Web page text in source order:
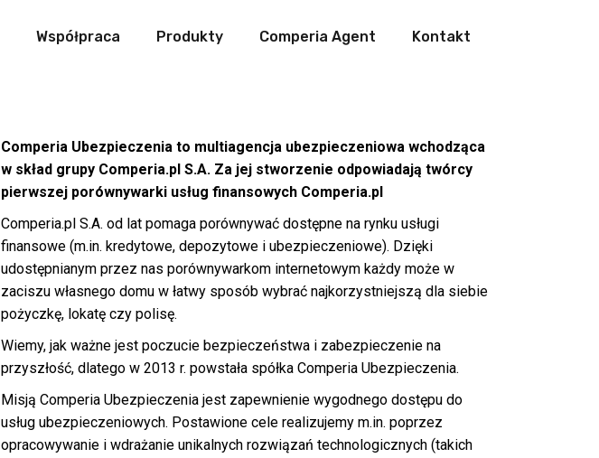
Współpraca Produkty Comperia Agent Kontakt
Comperia Ubezpieczenia to multiagencja ubezpieczeniowa wchodząca
w skład grupy Comperia.pl S.A. Za jej stworzenie odpowiadają twórcy
pierwszej porównywarki usług finansowych Comperia.pl
Comperia.pl S.A. od lat pomaga porównywać dostępne na rynku usługi
finansowe (m.in. kredytowe, depozytowe i ubezpieczeniowe). Dzięki
udostępnianym przez nas porównywarkom internetowym każdy może w
zaciszu własnego domu w łatwy sposób wybrać najkorzystniejszą dla siebie
pożyczkę, lokatę czy polisę.
Wiemy, jak ważne jest poczucie bezpieczeństwa i zabezpieczenie na
przyszłość, dlatego w 2013 r. powstała spółka Comperia Ubezpieczenia.
Misją Comperia Ubezpieczenia jest zapewnienie wygodnego dostępu do
usług ubezpieczeniowych. Postawione cele realizujemy m.in. poprzez
opracowywanie i wdrażanie unikalnych rozwiązań technologicznych (takich